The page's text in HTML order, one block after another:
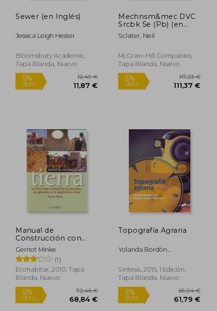
5%
dcto.
5%
dcto.
Sewer (en Inglés)
Jessica Leigh Hester
Bloomsbury Academic,
Tapa Blanda, Nuevo
Mechnsm&mec DVC
Srcbk 5e (Pb) (en
Inglés)
Sclater, Neil
McGraw-Hill Companies,
Tapa Blanda, Nuevo
Manual de
Construcción con
Tierra
Gernot Minke
(1)
Ecohabitar, 2010, Tapa
Blanda, Nuevo
Topografía Agraria
Yolanda Bordón
Villanueva
Sintesis, 2015, 1 Edición,
Tapa Blanda, Nuevo